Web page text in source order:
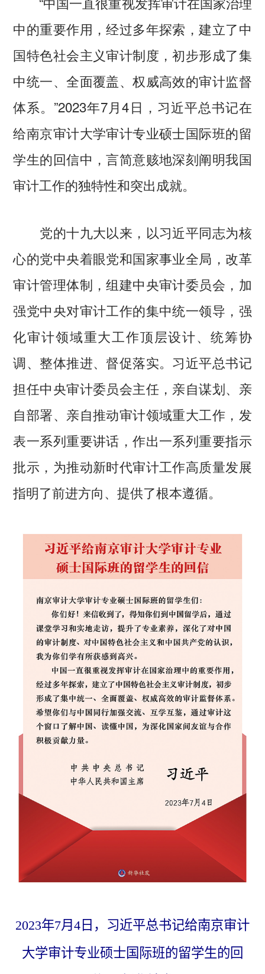
中的重要作用，经过多年探索，建立了中
国特色社会主义审计制度，初步形成了集
中统一、全面覆盖、权威高效的审计监督
体系。”2023年7月4日，习近平总书记在
给南京审计大学审计专业硕士国际班的留
学生的回信中，言简意赅地深刻阐明我国
审计工作的独特性和突出成就。
党的十九大以来，以习近平同志为核
心的党中央着眼党和国家事业全局，改革
审计管理体制，组建中央审计委员会，加
强党中央对审计工作的集中统一领导，强
化审计领域重大工作顶层设计、统筹协
调、整体推进、督促落实。习近平总书记
担任中央审计委员会主任，亲自谋划、亲
自部署、亲自推动审计领域重大工作，发
表一系列重要讲话，作出一系列重要指示
批示，为推动新时代审计工作高质量发展
指明了前进方向、提供了根本遵循。
2023年7月4日，习近平总书记给南京审计
大学审计专业硕士国际班的留学生的回